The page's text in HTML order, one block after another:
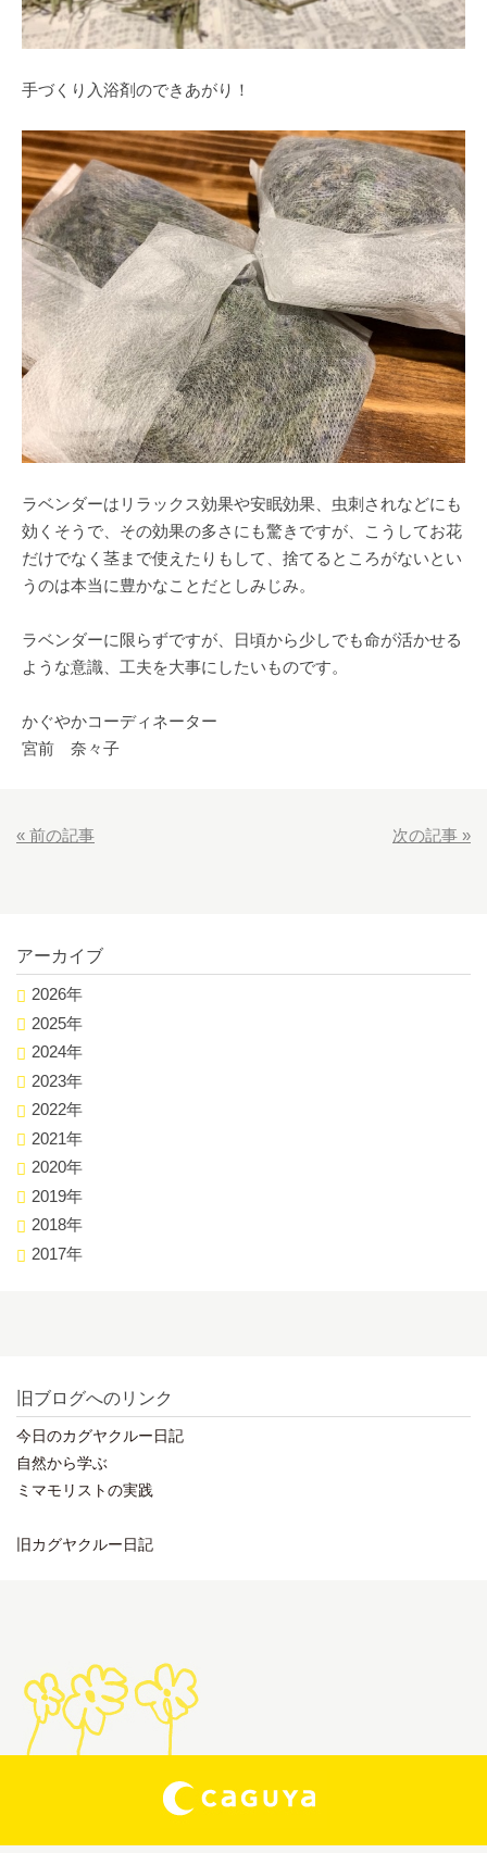
手づくり入浴剤のできあがり！
ラベンダーはリラックス効果や安眠効果、虫刺されなどにも
効くそうで、その効果の多さにも驚きですが、こうしてお花
だけでなく茎まで使えたりもして、捨てるところがないとい
うのは本当に豊かなことだとしみじみ。
ラベンダーに限らずですが、日頃から少しでも命が活かせる
ような意識、工夫を大事にしたいものです。
かぐやかコーディネーター
宮前 奈々子
« 前の記事 次の記事 »
アーカイブ
2026年
2025年
2024年
2023年
2022年
2021年
2020年
2019年
2018年
2017年
旧ブログへのリンク
今日のカグヤクルー日記
自然から学ぶ
ミマモリストの実践
旧カグヤクルー日記